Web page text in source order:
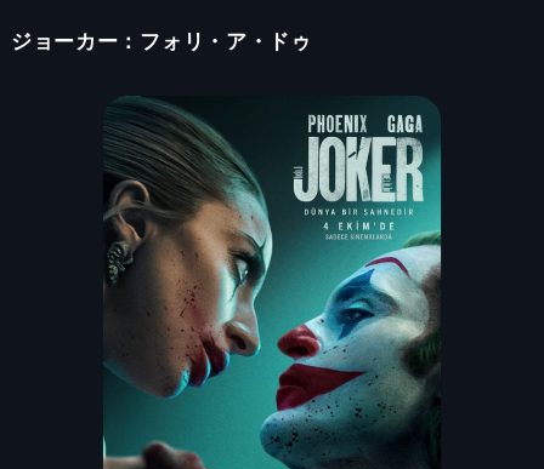
ジョーカー：フォリ・ア・ドゥ